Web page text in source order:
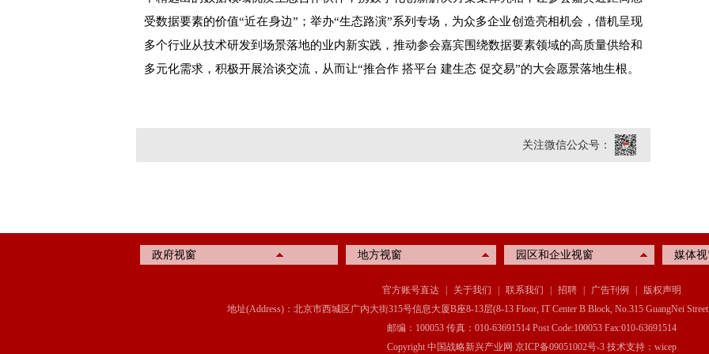
受数据要素的价值“近在身边”；举办“生态路演”系列专场，为众多企业创造亮相机会，借机呈现
多个行业从技术研发到场景落地的业内新实践，推动参会嘉宾围绕数据要素领域的高质量供给和
多元化需求，积极开展洽谈交流，从而让“推合作 搭平台 建生态 促交易”的大会愿景落地生根。
关注微信公众号：
政府视窗 地方视窗 园区和企业视窗 媒体
官方账号直达 关于我们 联系我们 招聘 广告刊例
版权声明
地址(Address)：北京市西城区广内大街315号信息大厦B座8-13层(8-13 Floor, IT Center B Block, No.315 GuangNei
邮编：100053 传真：010-63691514 Post Code:100053 Fax:010-63691514
Copyright 中国战略新兴产业网 京ICP备09051002号-3 技术支持：wicep